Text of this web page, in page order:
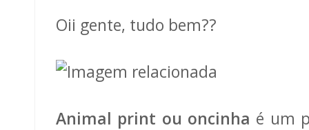
Oii gente, tudo bem??
Animal print ou oncinha é um